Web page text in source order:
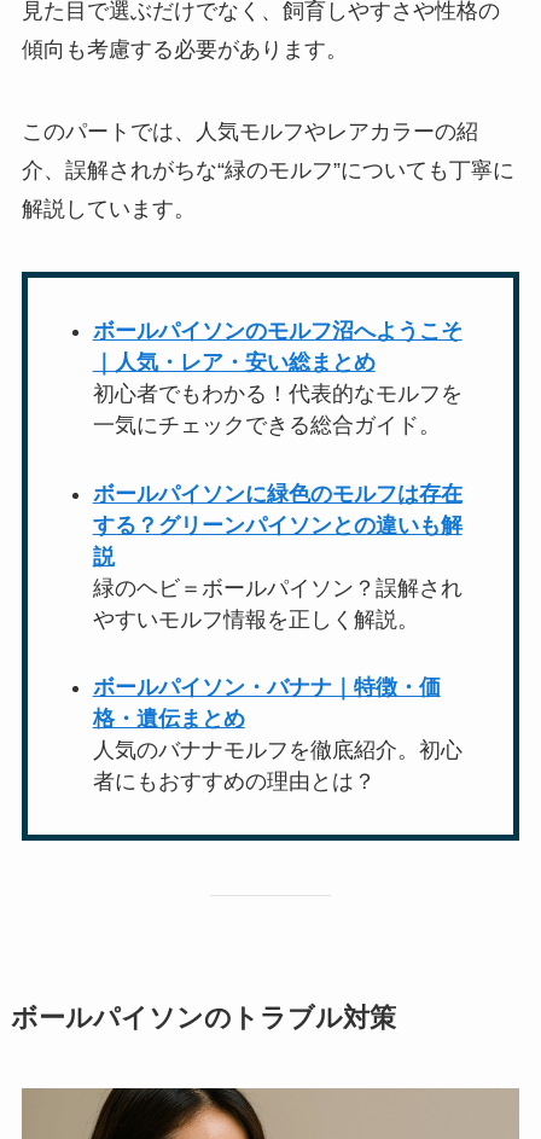
見た目で選ぶだけでなく、飼育しやすさや性格の
傾向も考慮する必要があります。
このパートでは、人気モルフやレアカラーの紹
介、誤解されがちな“緑のモルフ”についても丁寧に
解説しています。
ボールパイソンのモルフ沼へようこそ
｜人気・レア・安い総まとめ
初心者でもわかる！代表的なモルフを
一気にチェックできる総合ガイド。
ボールパイソンに緑色のモルフは存在
する？グリーンパイソンとの違いも解
説
緑のヘビ＝ボールパイソン？誤解され
やすいモルフ情報を正しく解説。
ボールパイソン・バナナ｜特徴・価
格・遺伝まとめ
人気のバナナモルフを徹底紹介。初心
者にもおすすめの理由とは？
ボールパイソンのトラブル対策